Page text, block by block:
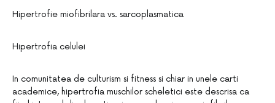
Hipertrofie miofibrilara vs. sarcoplasmatica
Hipertrofia celulei
In comunitatea de culturism si fitness si chiar in unele carti
academice, hipertrofia muschilor scheletici este descrisa ca